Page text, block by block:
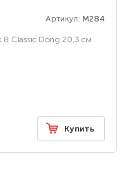
Артикул: M284
8 Classic Dong 20,3 см
Купить